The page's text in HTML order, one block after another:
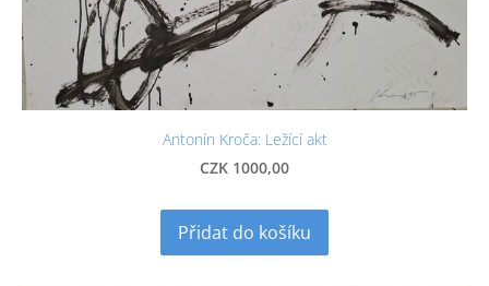
Antonín Kroča: Ležící akt
CZK 1000,00
Přidat do košíku